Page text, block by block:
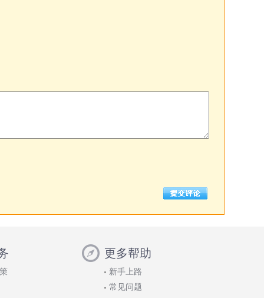
更多帮助
新手上路
常见问题